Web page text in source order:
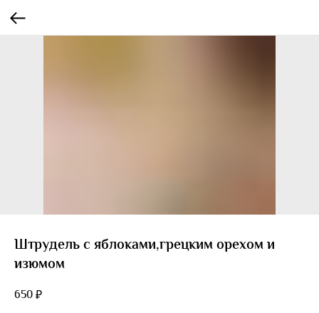
Штрудель с яблоками,грецким орехом и
изюмом
650₽